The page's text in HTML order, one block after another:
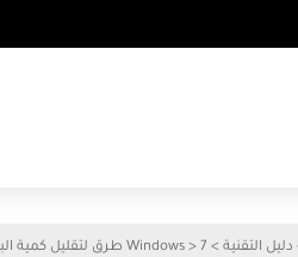
دليل التقنية >
Windows > 7 طرق لتقليل كمية البيانات التي يستخدمها جهاز الكمبيوتر Windows 10